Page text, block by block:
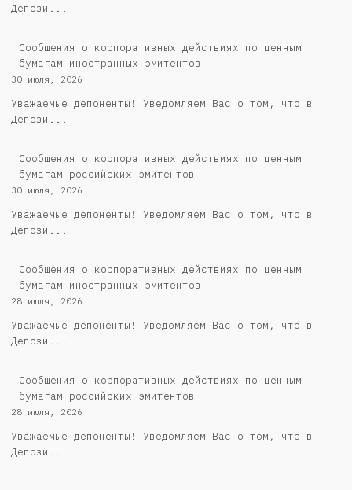
Депози...
Сообщения о корпоративных действиях по ценным
бумагам иностранных эмитентов
30 июля, 2026
Уважаемые депоненты! Уведомляем Вас о том, что в
Депози...
Cообщения о корпоративных действиях по ценным
бумагам российских эмитентов
30 июля, 2026
Уважаемые депоненты! Уведомляем Вас о том, что в
Депози...
Сообщения о корпоративных действиях по ценным
бумагам иностранных эмитентов
28 июля, 2026
Уважаемые депоненты! Уведомляем Вас о том, что в
Депози...
Cообщения о корпоративных действиях по ценным
бумагам российских эмитентов
28 июля, 2026
Уважаемые депоненты! Уведомляем Вас о том, что в
Депози...